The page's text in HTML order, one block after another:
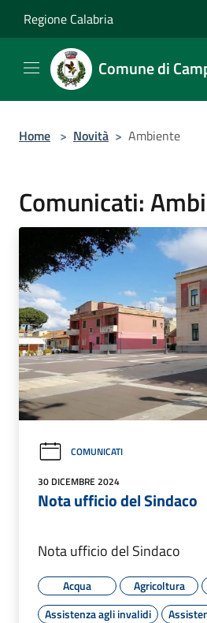
Regione Calabria
Comune di
Home > Novità > Ambiente
Comunicati:
COMUNICATI
30 DICEMBRE 2024
Nota ufficio del Sindaco
Nota ufficio del Sindaco
Acqua Agricoltura
Assistenza agli invalidi